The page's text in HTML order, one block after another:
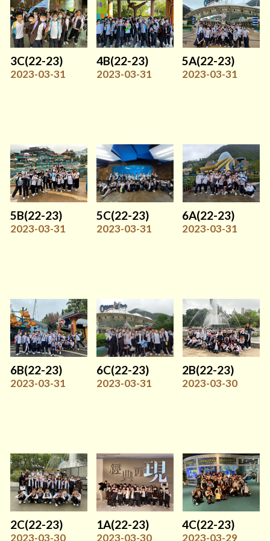
3C(22-23)
2023-03-31
4B(22-23)
2023-03-31
5A(22-23)
2023-03-31
5B(22-23)
2023-03-31
5C(22-23)
2023-03-31
6A(22-23)
2023-03-31
6B(22-23)
2023-03-31
6C(22-23)
2023-03-31
2B(22-23)
2023-03-30
2C(22-23)
2023-03-30
1A(22-23)
2023-03-30
4C(22-23)
2023-03-29